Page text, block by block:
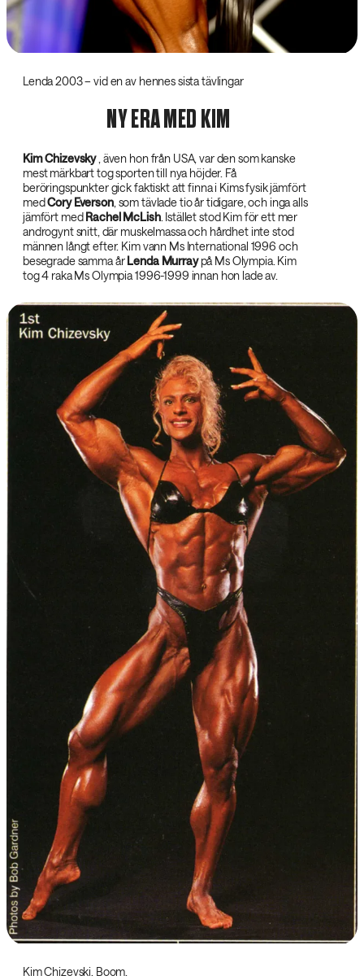
Lenda 2003 – vid en av hennes sista tävlingar
NY ERA MED KIM
Kim Chizevsky‌, även hon från USA, var den som kanske
mest märkbart tog sporten till nya höjder. Få
beröringspunkter gick faktiskt att finna i Kims fysik jämfört
medCory Everson‌, som tävlade tio år tidigare, och inga alls
jämfört medRachel McLish‌. Istället stod Kim för ett mer
androgynt snitt, där muskelmassa och hårdhet inte stod
männen långt efter. Kim vann Ms International 1996 och
besegrade samma årLenda Murray‌på Ms Olympia. Kim
tog 4 raka Ms Olympia 1996-1999 innan hon lade av.
Kim Chizevski. Boom.